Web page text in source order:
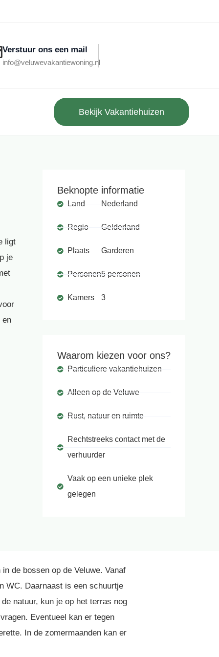
Verstuur ons een mail
info@veluwevakantiewoning.nl
Bekijk Vakantiehuizen
ligt
je
en
Beknopte informatie
Land
Regio
Plaats
Personen
Kamers
Nederland
Gelderland
Garderen
5 personen
3
Waarom kiezen voor ons?
Particuliere vakantiehuizen
Alleen op de Veluwe
Rust, natuur en ruimte
Rechtstreeks contact met de
verhuurder
Vaak op een unieke plek
gelegen
de bossen op de Veluwe. Vanaf
WC. Daarnaast is een schuurtje
natuur, kun je op het terras nog
Eventueel kan er tegen
In de zomermaanden kan er